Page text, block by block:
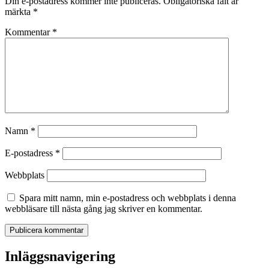
märkta *
Kommentar *
Namn *
E-postadress *
Webbplats
Spara mitt namn, min e-postadress och webbplats i denna
webbläsare till nästa gång jag skriver en kommentar.
Inläggsnavigering